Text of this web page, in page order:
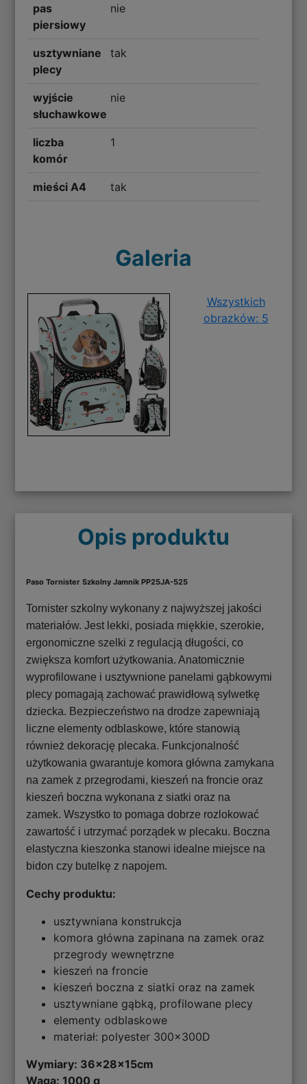
pas
piersiowy
nie
usztywniane
plecy
tak
wyjście
słuchawkowe
nie
liczba
komór
1
mieści A4 tak
Galeria
Wszystkich
obrazków: 5
Opis produktu
Paso Tornister Szkolny Jamnik PP25JA-525
Tornister szkolny wykonany z najwyższej jakości
materiałów. Jest lekki, posiada miękkie, szerokie,
ergonomiczne szelki z regulacją długości, co
zwiększa komfort użytkowania. Anatomicznie
wyprofilowane i usztywnione panelami gąbkowymi
plecy pomagają zachować prawidłową sylwetkę
dziecka. Bezpieczeństwo na drodze zapewniają
liczne elementy odblaskowe, które stanowią
również dekorację plecaka. Funkcjonalność
użytkowania gwarantuje komora główna zamykana
na zamek z przegrodami, kieszeń na froncie oraz
kieszeń boczna wykonana z siatki oraz na
zamek. Wszystko to pomaga dobrze rozlokować
zawartość i utrzymać porządek w plecaku. Boczna
elastyczna kieszonka stanowi idealne miejsce na
bidon czy butelkę z napojem.
Cechy produktu:
usztywniana konstrukcja
komora główna zapinana na zamek oraz
przegrody wewnętrzne
kieszeń na froncie
kieszeń boczna z siatki oraz na zamek
usztywniane gąbką, profilowane plecy
elementy odblaskowe
materiał: polyester 300x300D
Wymiary: 36x28x15cm
Waga: 1000 g